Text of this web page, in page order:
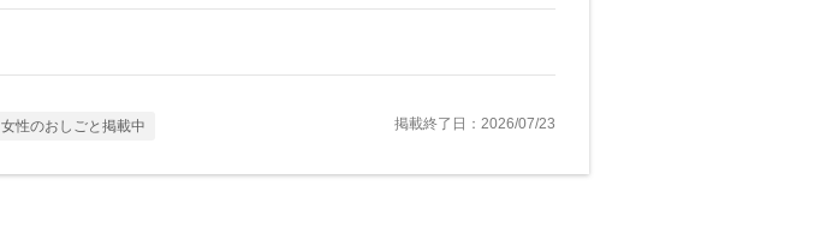
女性のおしごと掲載中 掲載終了日：2026/07/23